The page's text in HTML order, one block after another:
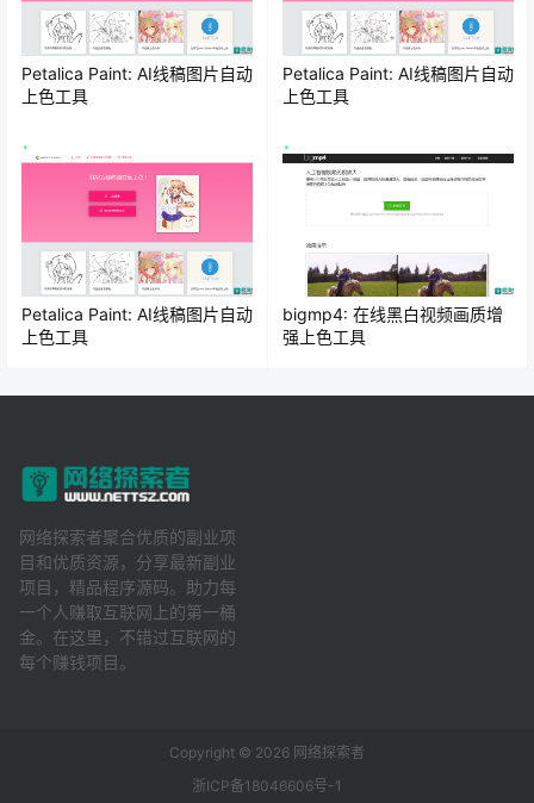
Petalica Paint: AI线稿图片自动
上色工具
Petalica Paint: AI线稿图片自动
上色工具
Petalica Paint: AI线稿图片自动
上色工具
bigmp4: 在线黑白视频画质增
强上色工具
网络探索者聚合优质的副业项
目和优质资源，分享最新副业
项目，精品程序源码。助力每
一个人赚取互联网上的第一桶
金。在这里，不错过互联网的
每个赚钱项目。
Copyright © 2026 网络探索者
浙ICP备18046606号-1